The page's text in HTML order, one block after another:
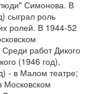
Симонова. В
сыграл роль
ролей. В 1944-52
работ Дикого
(1946 год),
- в Малом театре;
Московском